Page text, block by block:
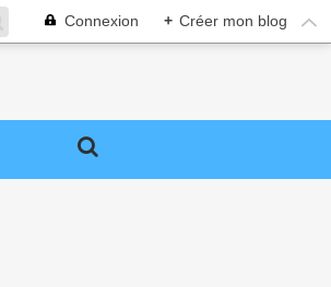
Connexion + Créer mon blog